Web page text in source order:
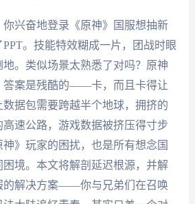
兴奋地登录《原神》国服想抽新
。技能特效糊成一片，团战时眼
。类似场景太熟悉了对吗？原神
答案是残酷的——卡，而且卡得让
据包需要跨越半个地球，拥挤的
速公路，游戏数据被挤压得寸步
》玩家的困扰，也是所有想念国
境。本文将解剖延迟根源，并解
的解决方案——你与兄弟们在召唤